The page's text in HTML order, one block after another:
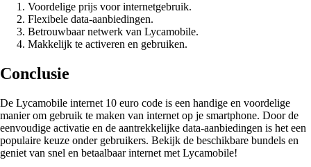
Voordelige prijs voor internetgebruik.
Flexibele data-aanbiedingen.
Betrouwbaar netwerk van Lycamobile.
Makkelijk te activeren en gebruiken.
Conclusie
De Lycamobile internet 10 euro code is een handige en voordelige
manier om gebruik te maken van internet op je smartphone. Door de
eenvoudige activatie en de aantrekkelijke data-aanbiedingen is het een
populaire keuze onder gebruikers. Bekijk de beschikbare bundels en
geniet van snel en betaalbaar internet met Lycamobile!